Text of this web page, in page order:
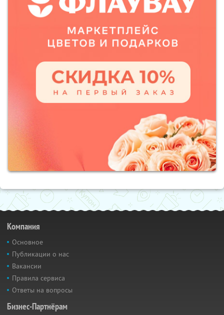
Компания
Основное
Публикации о нас
Вакансии
Правила сервиса
Ответы на вопросы
Бизнес-Партнёрам